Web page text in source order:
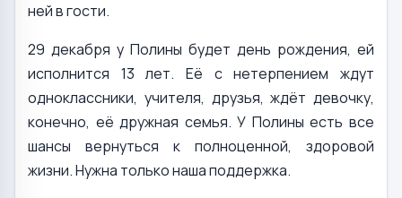
ней в гости.
29 декабря у Полины будет день рождения, ей
исполнится 13 лет. Её с нетерпением ждут
одноклассники, учителя, друзья, ждёт девочку,
конечно, её дружная семья. У Полины есть все
шансы вернуться к полноценной, здоровой
жизни. Нужна только наша поддержка.